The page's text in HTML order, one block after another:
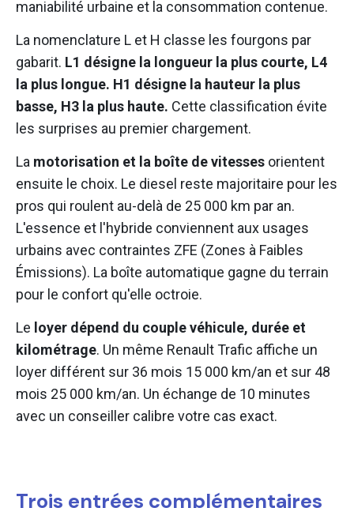
maniabilité urbaine et la consommation contenue.
La nomenclature L et H classe les fourgons par
gabarit. L1 désigne la longueur la plus courte, L4
la plus longue. H1 désigne la hauteur la plus
basse, H3 la plus haute. Cette classification évite
les surprises au premier chargement.
La motorisation et la boîte de vitesses orientent
ensuite le choix. Le diesel reste majoritaire pour les
pros qui roulent au-delà de 25 000 km par an.
L'essence et l'hybride conviennent aux usages
urbains avec contraintes ZFE (Zones à Faibles
Émissions). La boîte automatique gagne du terrain
pour le confort qu'elle octroie.
Le loyer dépend du couple véhicule, durée et
kilométrage. Un même Renault Trafic affiche un
loyer différent sur 36 mois 15 000 km/an et sur 48
mois 25 000 km/an. Un échange de 10 minutes
avec un conseiller calibre votre cas exact.
Trois entrées complémentaires